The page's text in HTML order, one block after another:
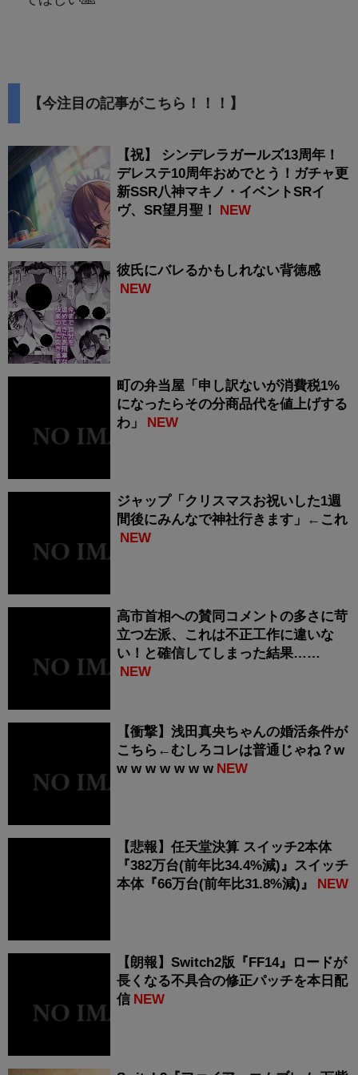
【今注目の記事がこちら！！！】
【祝】 シンデレラガールズ13周年！
デレステ10周年おめでとう！ガチャ更
新SSR八神マキノ・イベントSRイ
ヴ、SR望月聖！
NEW
彼氏にバレるかもしれない背徳感
NEW
町の弁当屋「申し訳ないが消費税1%
になったらその分商品代を値上げする
わ」
NEW
ジャップ「クリスマスお祝いした1週
間後にみんなで神社行きます」←これ
NEW
高市首相への賛同コメントの多さに苛
立つ左派、これは不正工作に違いな
い！と確信してしまった結果……
NEW
【衝撃】浅田真央ちゃんの婚活条件が
こちら←むしろコレは普通じゃね？w
w w w w w w w NEW
【悲報】任天堂決算 スイッチ2本体
『382万台(前年比34.4%減)』スイッチ
本体『66万台(前年比31.8%減)』
NEW
【朗報】Switch2版『FF14』ロードが
長くなる不具合の修正パッチを本日配
信 NEW